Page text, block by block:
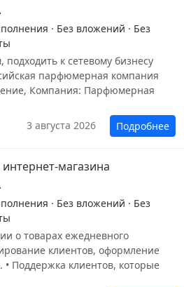
· Без вложений · Без
к сетевому бизнесу
парфюмерная компания
Компания: Парфюмерная
3 августа 2026
Подробнее
магазина
· Без вложений · Без
о товарах ежедневного
клиентов, оформление
• Поддержка клиентов, которые